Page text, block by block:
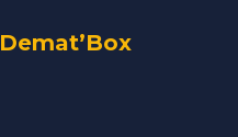
Demat’Box